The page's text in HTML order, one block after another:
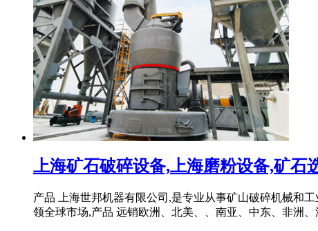
上海矿石破碎设备,上海磨粉设备,矿石
产品 上海世邦机器有限公司,是专业从事矿山破碎机械和
领全球市场,产品 远销欧洲、北美、、南亚、中东、非洲、